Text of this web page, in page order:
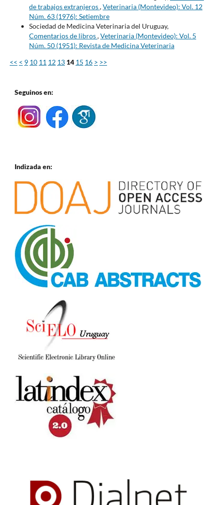
de trabajos extranjeros,Veterinaria (Montevideo): Vol. 12
Núm. 63 (1976): Setiembre
Sociedad de Medicina Veterinaria del Uruguay,
Comentarios de libros,Veterinaria (Montevideo): Vol. 5
Núm. 50 (1951): Revista de Medicina Veterinaria
<< < 9 10 11 12 13 14 15 16 > >>
Seguinos en:
Indizada en: